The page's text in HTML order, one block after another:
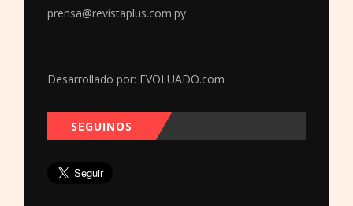
prensa@revistaplus.com.py
Desarrollado por: EVOLUADO.com
SEGUINOS